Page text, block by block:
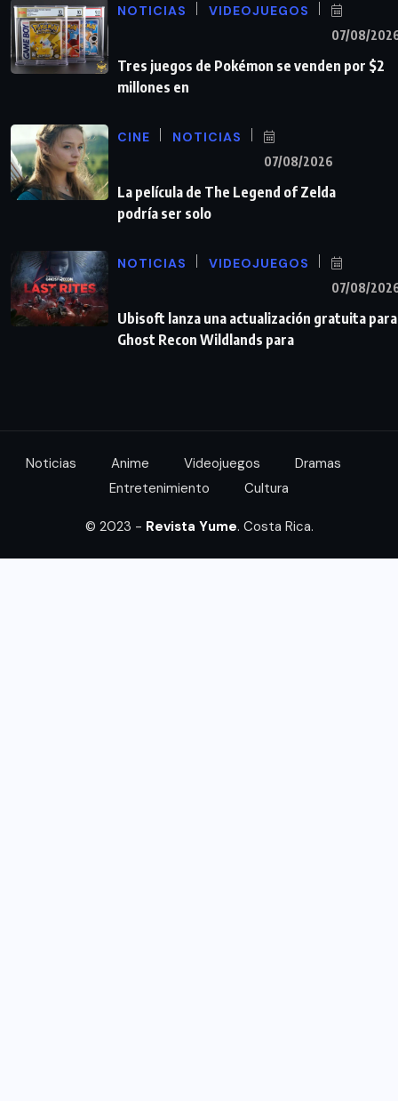
NOTICIAS VIDEOJUEGOS
07/08/
Tres juegos de Pokémon se venden por $2
millones en
CINE NOTICIAS
07/08/2026
La película de The Legend of Zelda
podría ser solo
NOTICIAS VIDEOJUEGOS
07/08/
Ubisoft lanza una actualización gratuita para
Ghost Recon Wildlands para
Noticias Anime Videojuegos
Dramas
Entretenimiento
Cultura
© 2023 - Revista Yume. Costa Rica.